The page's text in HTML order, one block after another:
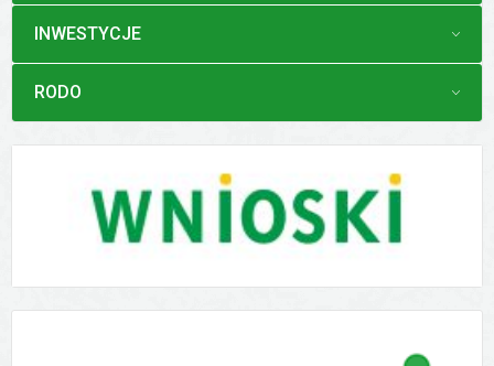
MENU
INWESTYCJE
MENU
RODO